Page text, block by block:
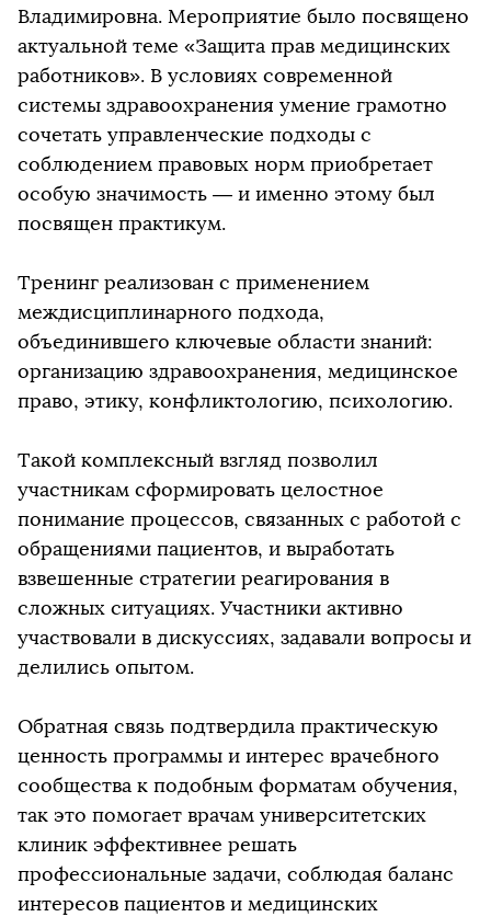
Владимировна. Мероприятие было посвящено
актуальной теме «Защита прав медицинских
работников». В условиях современной
системы здравоохранения умение грамотно
сочетать управленческие подходы с
соблюдением правовых норм приобретает
особую значимость — и именно этому был
посвящен практикум.
Тренинг реализован с применением
междисциплинарного подхода,
объединившего ключевые области знаний:
организацию здравоохранения, медицинское
право, этику, конфликтологию, психологию.
Такой комплексный взгляд позволил
участникам сформировать целостное
понимание процессов, связанных с работой с
обращениями пациентов, и выработать
взвешенные стратегии реагирования в
сложных ситуациях. Участники активно
участвовали в дискуссиях, задавали вопросы и
делились опытом.
Обратная связь подтвердила практическую
ценность программы и интерес врачебного
сообщества к подобным форматам обучения,
так это помогает врачам университетских
клиник эффективнее решать
профессиональные задачи, соблюдая баланс
интересов пациентов и медицинских